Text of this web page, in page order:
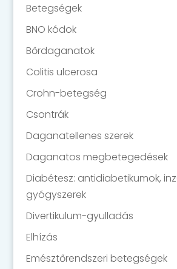
Betegségek
BNO kódok
Bőrdaganatok
Colitis ulcerosa
Crohn-betegség
Csontrák
Daganatellenes szerek
Daganatos megbetegedések
Diabétesz: antidiabetikumok,
gyógyszerek
Divertikulum-gyulladás
Elhízás
Emésztőrendszeri betegségek